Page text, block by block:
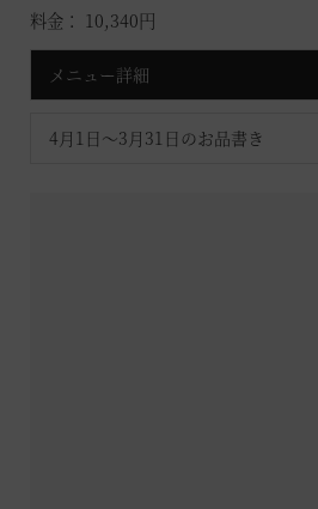
料金： 10,340円
メニュー詳細
4月1日～3月31日のお品書き